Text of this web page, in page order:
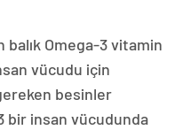
Omega-3 vitamin
vücudu için
besinler
bir insan vücudunda